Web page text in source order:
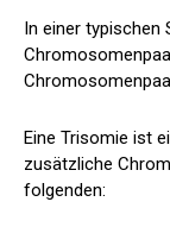
In einer typischen
Eine Trisomie ist
zusätzliche
folgenden: